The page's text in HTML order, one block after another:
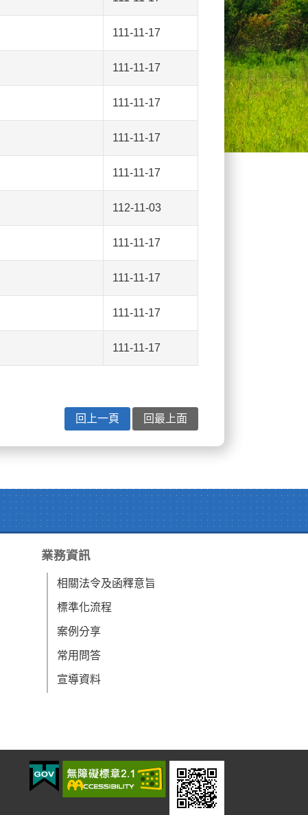
111-11-17
111-11-17
111-11-17
111-11-17
111-11-17
112-11-03
111-11-17
111-11-17
111-11-17
111-11-17
回上一頁 回最上面
業務資訊
相關法令及函釋意旨
標準化流程
案例分享
常用問答
宣導資料